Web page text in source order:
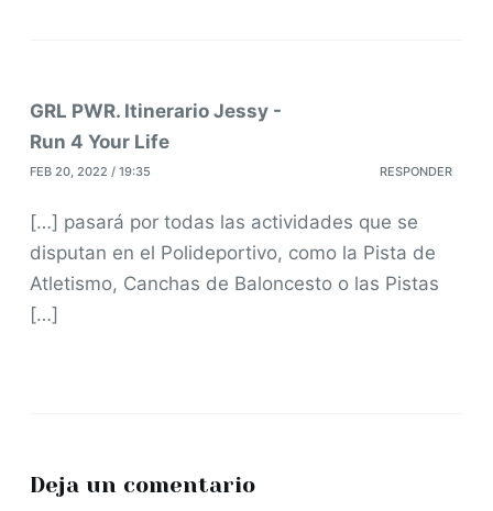
GRL PWR. Itinerario Jessy -
Run 4 Your Life
FEB 20, 2022 / 19:35 RESPONDER
[…] pasará por todas las actividades que se
disputan en el Polideportivo, como la Pista de
Atletismo, Canchas de Baloncesto o las Pistas
[…]
Deja un comentario